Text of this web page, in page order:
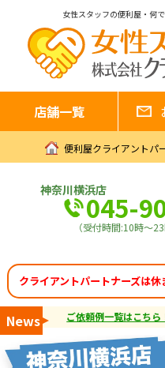
女性スタッフの便利屋・何
店舗一覧
便利屋クライアントパ
神奈川横浜店045-
（受付時間:10時～23
クライアントパートナーズは休
News ご依頼例一覧はこちら